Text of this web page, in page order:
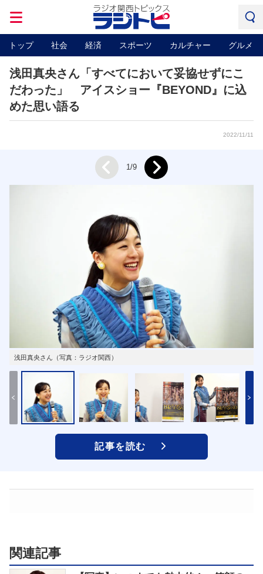
トップ 社会 経済 スポーツ カルチャー グルメ
浅田真央さん「すべてにおいて妥協せずにこ
だわった」 アイスショー『BEYOND』に込
めた思い語る
2022/11/11
浅田真央さん（写真：ラジオ関西）
Prev 1/9 Next
記事を読む
関連記事